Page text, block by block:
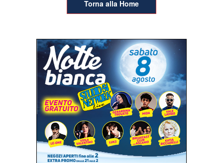
Torna alla Home